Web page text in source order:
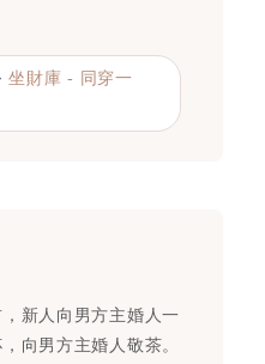
坐財庫 - 同穿一
新人向男方主婚人一
向男方主婚人敬茶。